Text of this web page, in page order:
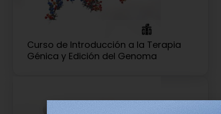
Curso de Introducción a la Terapia
Génica y Edición del Genoma